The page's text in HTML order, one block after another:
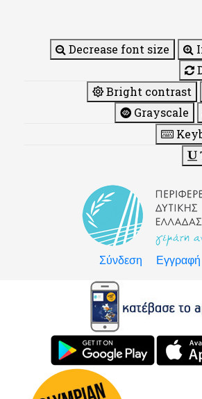
Decrease font size
Bright contrast
Grayscale
Σύνδεση Εγγραφή